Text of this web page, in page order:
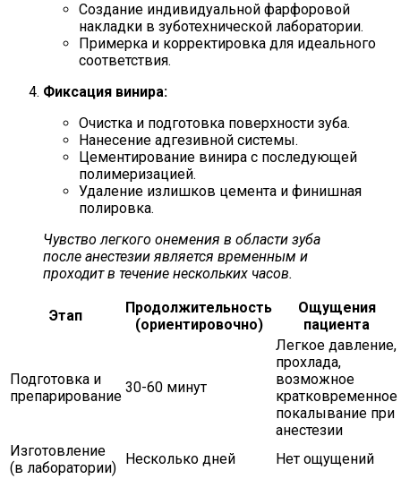
Создание индивидуальной фарфоровой
накладки в зуботехнической лаборатории.
Примерка и корректировка для идеального
соответствия.
Фиксация винира:
Очистка и подготовка поверхности зуба.
Нанесение адгезивной системы.
Цементирование винира с последующей
полимеризацией.
Удаление излишков цемента и финишная
полировка.
Чувство легкого онемения в области зуба
после анестезии является временным и
проходит в течение нескольких часов.
Этап
Продолжительность
(ориентировочно)
Ощущения
пациента
Подготовка и
препарирование
30-60 минут
Легкое давление,
прохлада,
возможное
кратковременное
покалывание при
анестезии
Изготовление
(в лаборатории)
Несколько дней Нет ощущений